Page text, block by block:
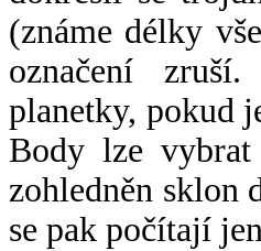
(známe délky
označení
planetky, pokud
Body lze
zohledněn sklon
se pak počítají